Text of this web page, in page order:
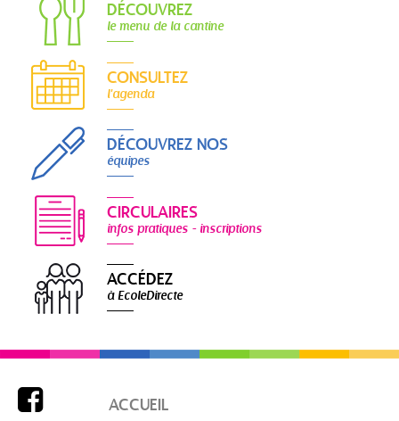
DÉCOUVREZ
le menu de la cantine
CONSULTEZ
l'agenda
DÉCOUVREZ NOS
équipes
CIRCULAIRES
infos pratiques - inscriptions
ACCÉDEZ
à EcoleDirecte
 ACCUEIL